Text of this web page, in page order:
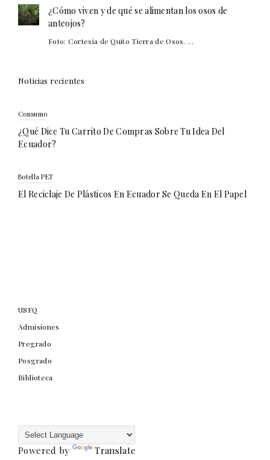
¿Cómo viven y de qué se alimentan los osos de
anteojos?
Foto: Cortesía de Quito Tierra de Osos. ...
Noticias recientes
Consumo
¿Qué Dice Tu Carrito De Compras Sobre Tu Idea Del
Ecuador?
Botella PET
El Reciclaje De Plásticos En Ecuador Se Queda En El Papel
USFQ
Admisiones
Pregrado
Posgrado
Biblioteca
Powered by Translate